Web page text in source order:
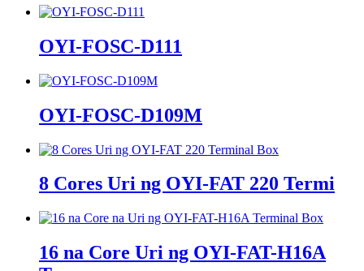
OYI-FOSC-D111
OYI-FOSC-D109M
8 Cores Uri ng OYI-FAT 220 Termi
16 na Core Uri ng OYI-FAT-H16A